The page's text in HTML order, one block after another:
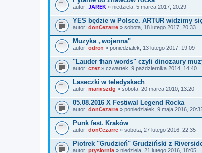
autor: JAREK » niedziela, 5 marca 2017, 20:29
YES będzie w Polsce. ARTUR widzimy
autor: donCezarre » sobota, 18 lutego 2017, 20:33
Muzyka ,,wojenna"
autor: odron » poniedziałek, 13 lutego 2017, 19:09
"Lauder than words" czyli dinozaury
autor: czez » czwartek, 9 października 2014, 14:40
Laseczki w teledyskach
autor: mariuszdg » sobota, 20 marca 2010, 13:20
05.08.2016 X Festiwal Legend Rocka
autor: donCezarre » poniedziałek, 9 maja 2016,
Punk fest. Kraków
autor: donCezarre » sobota, 27 lutego 2016, 22:35
Piotrek "Grudzień" Grudziński z
autor: ptysiornia » niedziela, 21 lutego 2016, 18:05